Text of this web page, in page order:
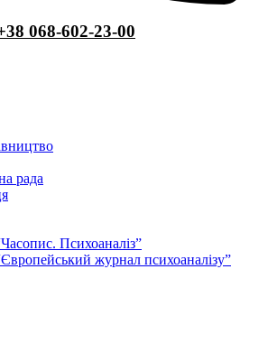
068-602-23-00
рада
Психоаналіз”
журнал психоаналізу”